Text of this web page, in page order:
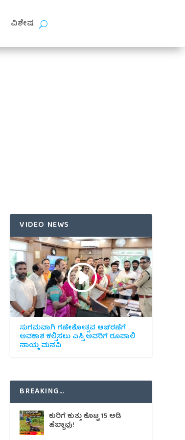
ವಿಶೇಷ
VIDEO NEWS
ಸುಗಮವಾಗಿ ಗಣೇಶೋತ್ಸವ ಆಚರಣೆಗೆ
ಅವಕಾಶ ಕಲ್ಪಿಸಲು ಎಸ್ಪಿ ಅವರಿಗೆ ರೂಪಾಲಿ
ನಾಯ್ಕ ಮನವಿ
BREAKING…
ಕುರಿಗೆ ಕುತ್ತು ಕೊಟ್ಟ 15 ಅಡಿ
ಹೆಬ್ಬಾವು!